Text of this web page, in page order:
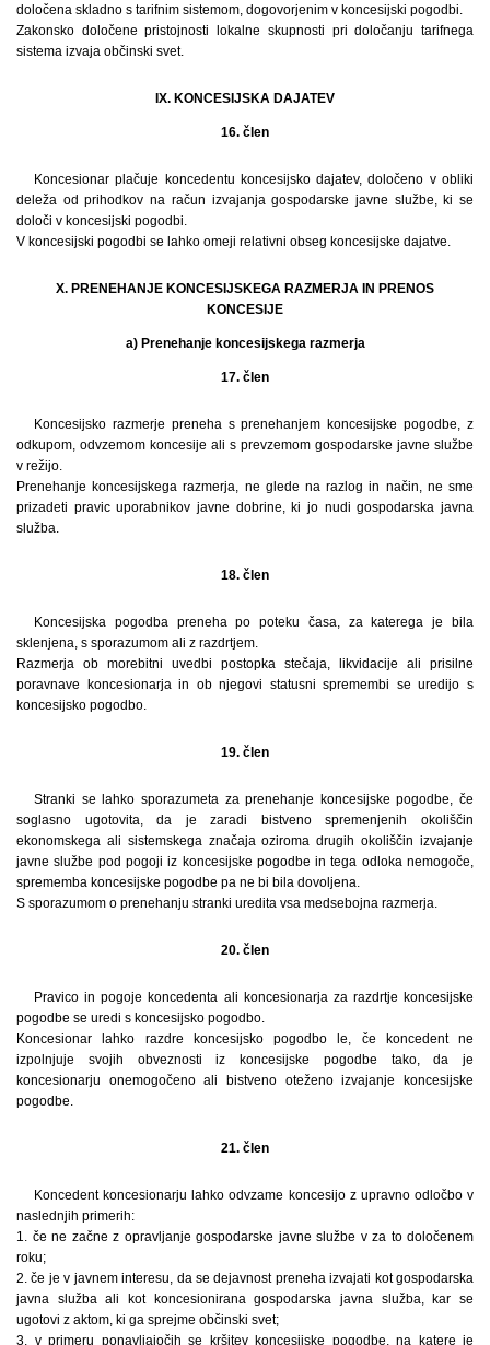
določena skladno s tarifnim sistemom, dogovorjenim v koncesijski pogodbi.
Zakonsko določene pristojnosti lokalne skupnosti pri določanju tarifnega
sistema izvaja občinski svet.
IX. KONCESIJSKA DAJATEV
16. člen
Koncesionar plačuje koncedentu koncesijsko dajatev, določeno v obliki
deleža od prihodkov na račun izvajanja gospodarske javne službe, ki se
določi v koncesijski pogodbi.
V koncesijski pogodbi se lahko omeji relativni obseg koncesijske dajatve.
X. PRENEHANJE KONCESIJSKEGA RAZMERJA IN PRENOS
KONCESIJE
a) Prenehanje koncesijskega razmerja
17. člen
Koncesijsko razmerje preneha s prenehanjem koncesijske pogodbe, z
odkupom, odvzemom koncesije ali s prevzemom gospodarske javne službe
v režijo.
Prenehanje koncesijskega razmerja, ne glede na razlog in način, ne sme
prizadeti pravic uporabnikov javne dobrine, ki jo nudi gospodarska javna
služba.
18. člen
Koncesijska pogodba preneha po poteku časa, za katerega je bila
sklenjena, s sporazumom ali z razdrtjem.
Razmerja ob morebitni uvedbi postopka stečaja, likvidacije ali prisilne
poravnave koncesionarja in ob njegovi statusni spremembi se uredijo s
koncesijsko pogodbo.
19. člen
Stranki se lahko sporazumeta za prenehanje koncesijske pogodbe, če
soglasno ugotovita, da je zaradi bistveno spremenjenih okoliščin
ekonomskega ali sistemskega značaja oziroma drugih okoliščin izvajanje
javne službe pod pogoji iz koncesijske pogodbe in tega odloka nemogoče,
sprememba koncesijske pogodbe pa ne bi bila dovoljena.
S sporazumom o prenehanju stranki uredita vsa medsebojna razmerja.
20. člen
Pravico in pogoje koncedenta ali koncesionarja za razdrtje koncesijske
pogodbe se uredi s koncesijsko pogodbo.
Koncesionar lahko razdre koncesijsko pogodbo le, če koncedent ne
izpolnjuje svojih obveznosti iz koncesijske pogodbe tako, da je
koncesionarju onemogočeno ali bistveno oteženo izvajanje koncesijske
pogodbe.
21. člen
Koncedent koncesionarju lahko odvzame koncesijo z upravno odločbo v
naslednjih primerih:
1. če ne začne z opravljanje gospodarske javne službe v za to določenem
roku;
2. če je v javnem interesu, da se dejavnost preneha izvajati kot gospodarska
javna služba ali kot koncesionirana gospodarska javna služba, kar se
ugotovi z aktom, ki ga sprejme občinski svet;
3. v primeru ponavljajočih se kršitev koncesijske pogodbe, na katere je